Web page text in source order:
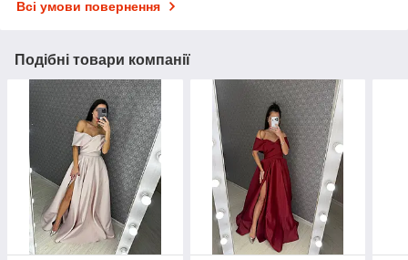
Всі умови повернення
Подібні товари компанії